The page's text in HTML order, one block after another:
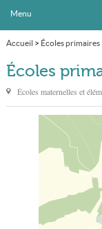
Menu
Accueil > Écoles primaires
Écoles
Écoles maternelles et